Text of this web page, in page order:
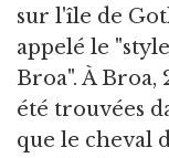
sur l'île de
appelé le
Broa". À
été trouvées
que le cheval